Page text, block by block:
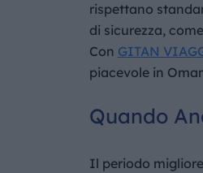
rispettano
di sicurezza,
Con GITAN
piacevole in
Quando
Il periodo